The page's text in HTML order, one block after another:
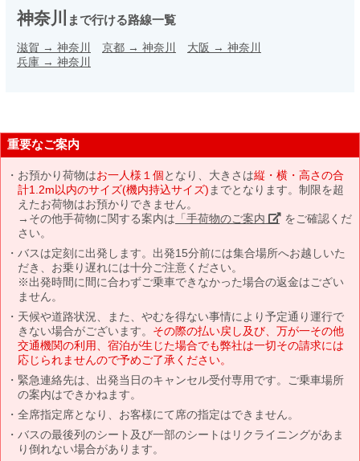
神奈川 まで行ける路線一覧
滋賀 → 神奈川 京都 → 神奈川 大阪 → 神奈川
兵庫 → 神奈川
重要なご案内
お預かり荷物はお一人様１個となり、大きさは縦・横・高さの合
計1.2m以内のサイズ(機内持込サイズ) までとなります。制限を超
えたお荷物はお預かりできません。
→その他手荷物に関する案内は 「手荷物のご案内」 をご確認くだ
さい。
バスは定刻に出発します。出発15分前には集合場所へお越しいた
だき、お乗り遅れには十分ご注意ください。
※出発時間に間に合わずご乗車できなかった場合の返金はござい
ません。
天候や道路状況、また、やむを得ない事情により予定通り運行で
きない場合がございます。 その際の払い戻し及び、万が一その他
交通機関の利用、宿泊が生じた場合でも弊社は一切その請求には
応じられませんので予めご了承ください。
緊急連絡先は、出発当日のキャンセル受付専用です。ご乗車場所
の案内はできかねます。
全席指定席となり、お客様にて席の指定はできません。
バスの最後列のシート及び一部のシートはリクライニングがあま
り倒れない場合があります。